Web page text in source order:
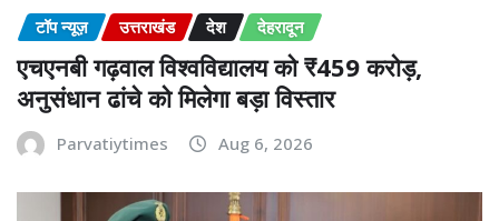
टॉप न्यूज़ उत्तराखंड देश देहरादून
एचएनबी गढ़वाल विश्वविद्यालय को ₹459 करोड़,
अनुसंधान ढांचे को मिलेगा बड़ा विस्तार
Parvatiytimes Aug 6, 2026